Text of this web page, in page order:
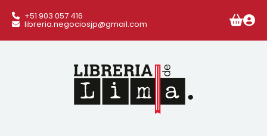
+51 903 057 416
libreria.negociosjp@gmail.com